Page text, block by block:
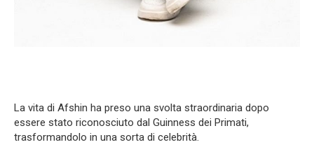
La vita di Afshin ha preso una svolta straordinaria dopo
essere stato riconosciuto dal Guinness dei Primati,
trasformandolo in una sorta di celebrità.